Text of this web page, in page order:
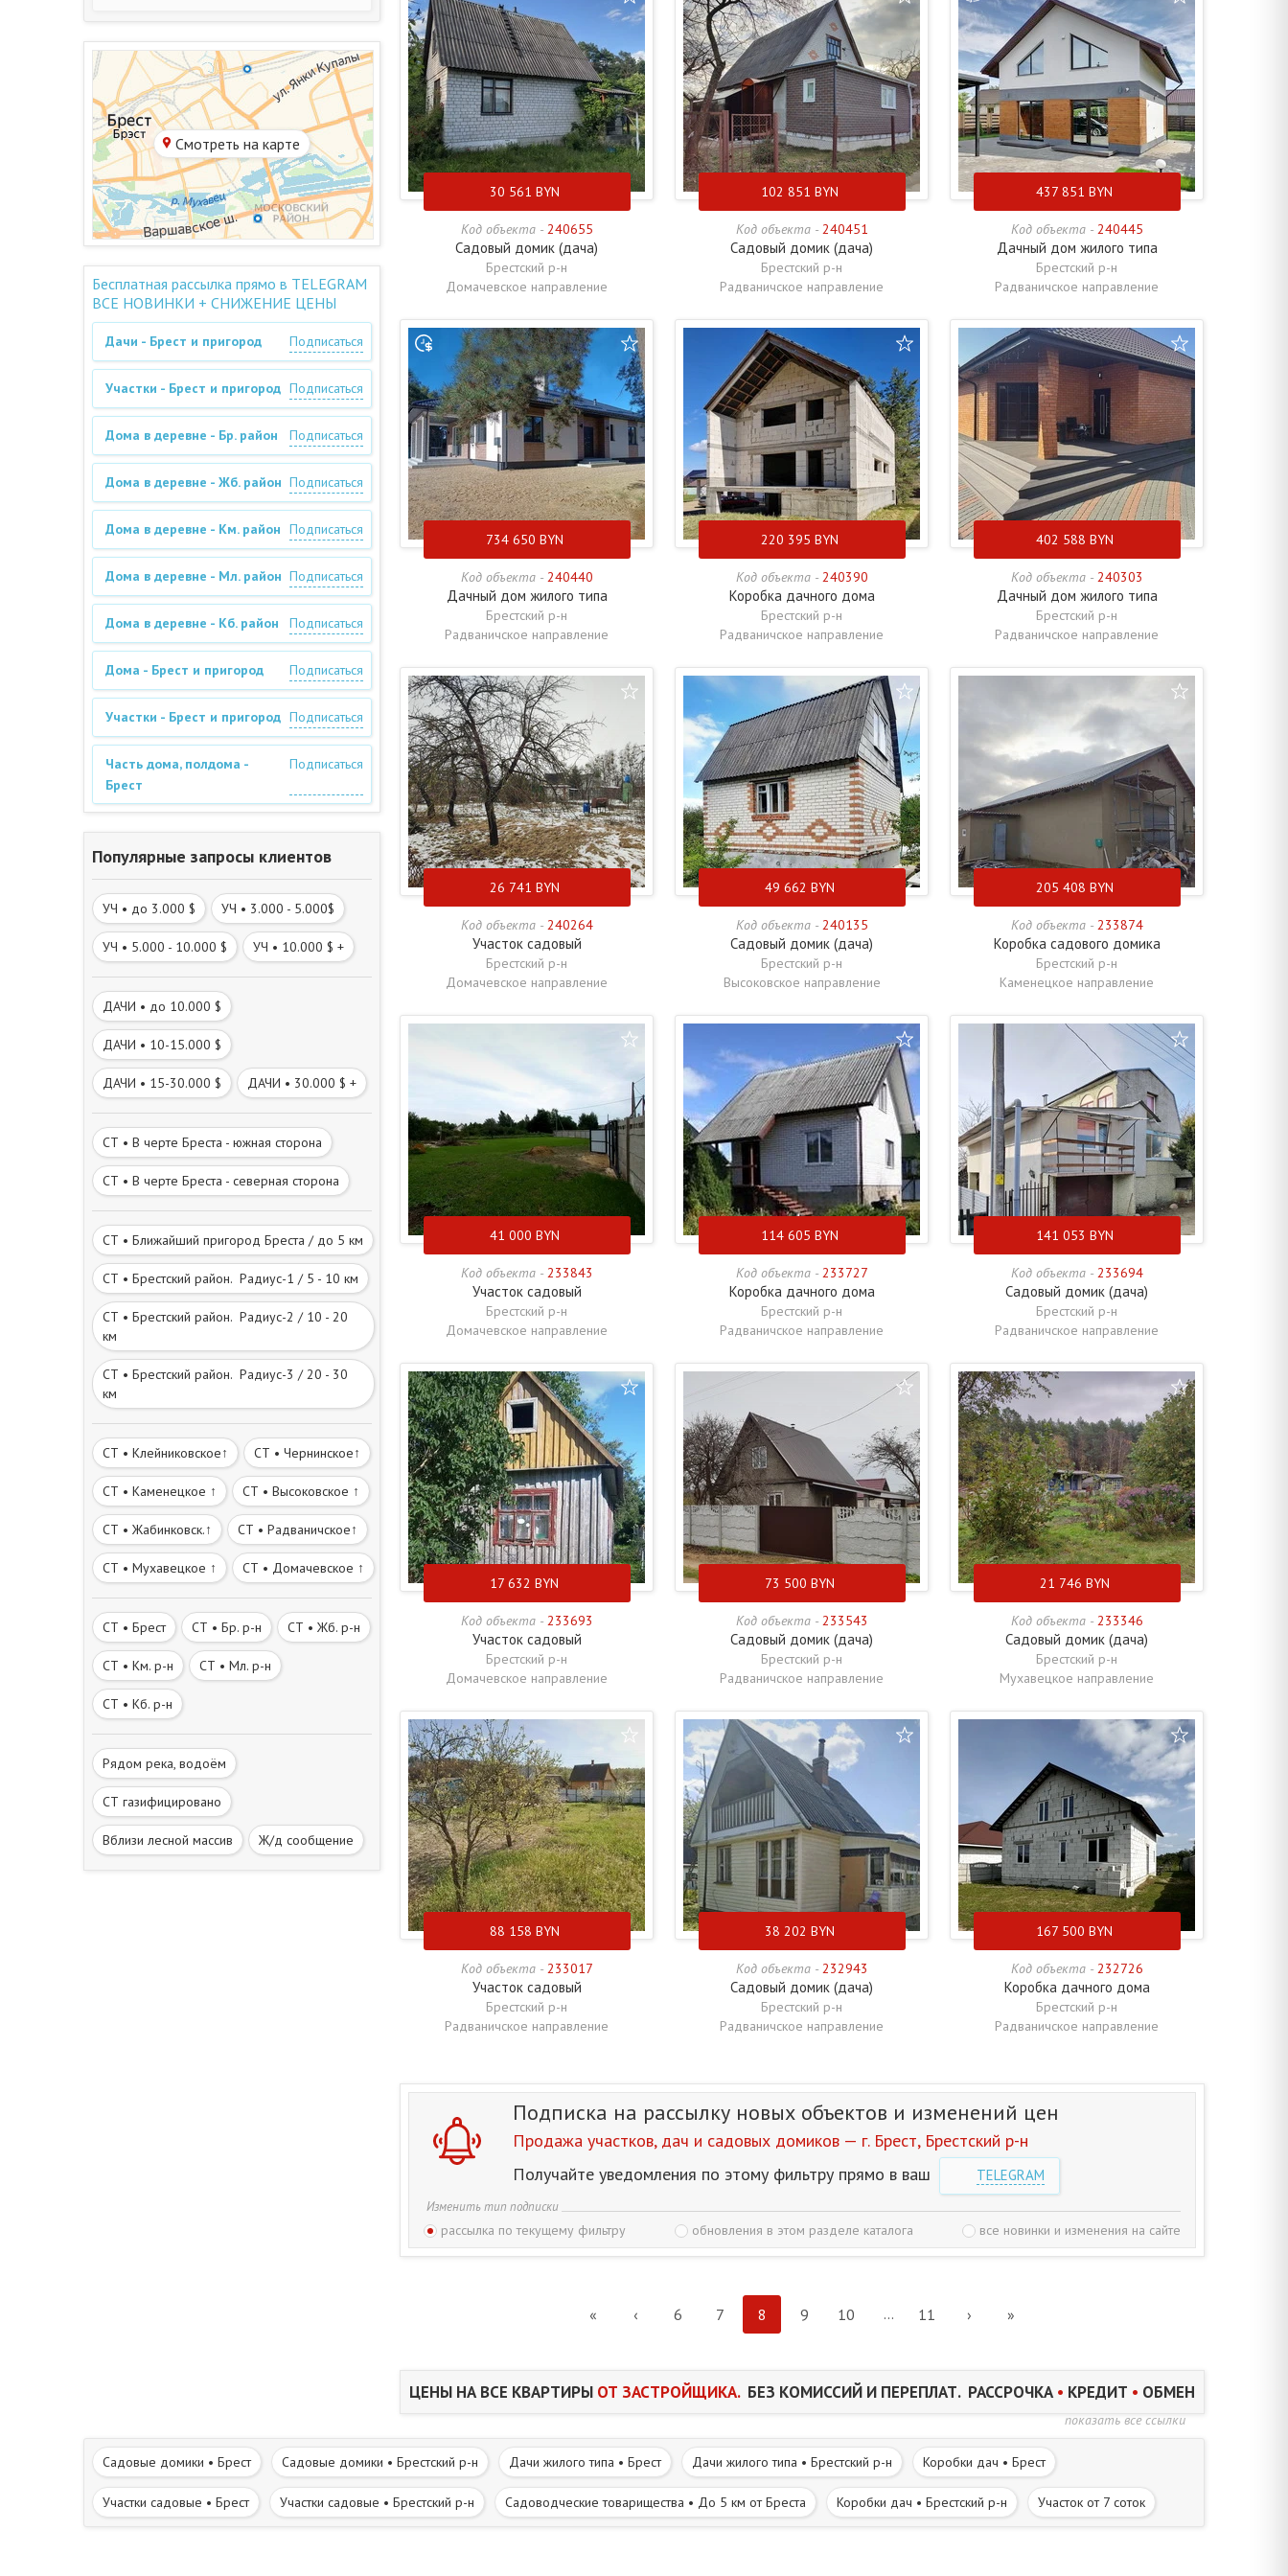
Смотреть на карте
Бесплатная рассылка прямо в TELEGRAM
ВСЕ НОВИНКИ + СНИЖЕНИЕ ЦЕНЫ
Дачи - Брест и пригород Подписаться
Участки - Брест и пригород Подписаться
Дома в деревне - Бр. район Подписаться
Дома в деревне - Жб. район Подписаться
Дома в деревне - Км. район Подписаться
Дома в деревне - Мл. район Подписаться
Дома в деревне - Кб. район Подписаться
Дома - Брест и пригород Подписаться
Участки - Брест и пригород Подписаться
Часть дома, полдома -
Брест
Подписаться
Популярные запросы клиентов
УЧ • до 3.000 $ УЧ • 3.000 - 5.000$
УЧ • 5.000 - 10.000 $ УЧ • 10.000 $ +
ДАЧИ • до 10.000 $
ДАЧИ • 10-15.000 $
ДАЧИ • 15-30.000 $ ДАЧИ • 30.000 $ +
СТ • В черте Бреста - южная сторона
СТ • В черте Бреста - северная сторона
СТ • Ближайший пригород Бреста / до 5 км
СТ • Брестский район. Радиус-1 / 5 - 10 км
СТ • Брестский район. Радиус-2 / 10 - 20
км
СТ • Брестский район. Радиус-3 / 20 - 30
км
СТ • Клейниковское↑ СТ • Чернинское↑
СТ • Каменецкое ↑ СТ • Высоковское ↑
СТ • Жабинковск.↑ СТ • Радваничское↑
СТ • Мухавецкое ↑ СТ • Домачевское ↑
СТ • Брест СТ • Бр. р-н СТ • Жб. р-н
СТ • Км. р-н СТ • Мл. р-н
СТ • Кб. р-н
Рядом река, водоём
СТ газифицировано
Вблизи лесной массив Ж/д сообщение
30 561 BYN
Код объекта - 240655
Садовый домик (дача)
Брестский р-н
Домачевское направление
102 851 BYN
Код объекта - 240451
Садовый домик (дача)
Брестский р-н
Радваничское направление
437 851 BYN
Код объекта - 240445
Дачный дом жилого типа
Брестский р-н
Радваничское направление
734 650 BYN
Код объекта - 240440
Дачный дом жилого типа
Брестский р-н
Радваничское направление
220 395 BYN
Код объекта - 240390
Коробка дачного дома
Брестский р-н
Радваничское направление
402 588 BYN
Код объекта - 240303
Дачный дом жилого типа
Брестский р-н
Радваничское направление
26 741 BYN
Код объекта - 240264
Участок садовый
Брестский р-н
Домачевское направление
49 662 BYN
Код объекта - 240135
Садовый домик (дача)
Брестский р-н
Высоковское направление
205 408 BYN
Код объекта - 233874
Коробка садового домика
Брестский р-н
Каменецкое направление
41 000 BYN
Код объекта - 233843
Участок садовый
Брестский р-н
Домачевское направление
114 605 BYN
Код объекта - 233727
Коробка дачного дома
Брестский р-н
Радваничское направление
141 053 BYN
Код объекта - 233694
Садовый домик (дача)
Брестский р-н
Радваничское направление
17 632 BYN
Код объекта - 233693
Участок садовый
Брестский р-н
Домачевское направление
73 500 BYN
Код объекта - 233543
Садовый домик (дача)
Брестский р-н
Радваничское направление
21 746 BYN
Код объекта - 233346
Садовый домик (дача)
Брестский р-н
Мухавецкое направление
88 158 BYN
Код объекта - 233017
Участок садовый
Брестский р-н
Радваничское направление
38 202 BYN
Код объекта - 232943
Садовый домик (дача)
Брестский р-н
Радваничское направление
167 500 BYN
Код объекта - 232726
Коробка дачного дома
Брестский р-н
Радваничское направление
Подписка на рассылку новых объектов и изменений цен
Продажа участков, дач и садовых домиков — г. Брест, Брестский р-н
Получайте уведомления по этому фильтру прямо в ваш
TELEGRAM
Изменить тип подписки
рассылка по текущему фильтру обновления в этом разделе каталога все новинки и изменения на сайте
« ‹ 6 7 8 9 10 ... 11 › »
ЦЕНЫ НА ВСЕ КВАРТИРЫ ОТ ЗАСТРОЙЩИКА.БЕЗ КОМИССИЙ И ПЕРЕПЛАТ. РАССРОЧКА • КРЕДИТ • ОБМЕН
показать все ссылки
Садовые домики • Брест Садовые домики • Брестский р-н Дачи жилого типа • Брест Дачи жилого типа • Брестский р-н Коробки дач • Брест
Участки садовые • Брест Участки садовые • Брестский р-н Садоводческие товарищества • До 5 км от Бреста Коробки дач • Брестский р-н Участок от 7 соток